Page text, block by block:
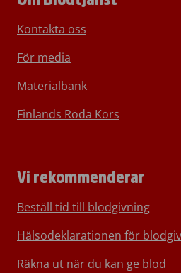
Kontakta oss
För media
Materialbank
Finlands Röda Kors
Vi rekommenderar
Beställ tid till blodgivning
Hälsodeklarationen för
Räkna ut när du kan ge blod